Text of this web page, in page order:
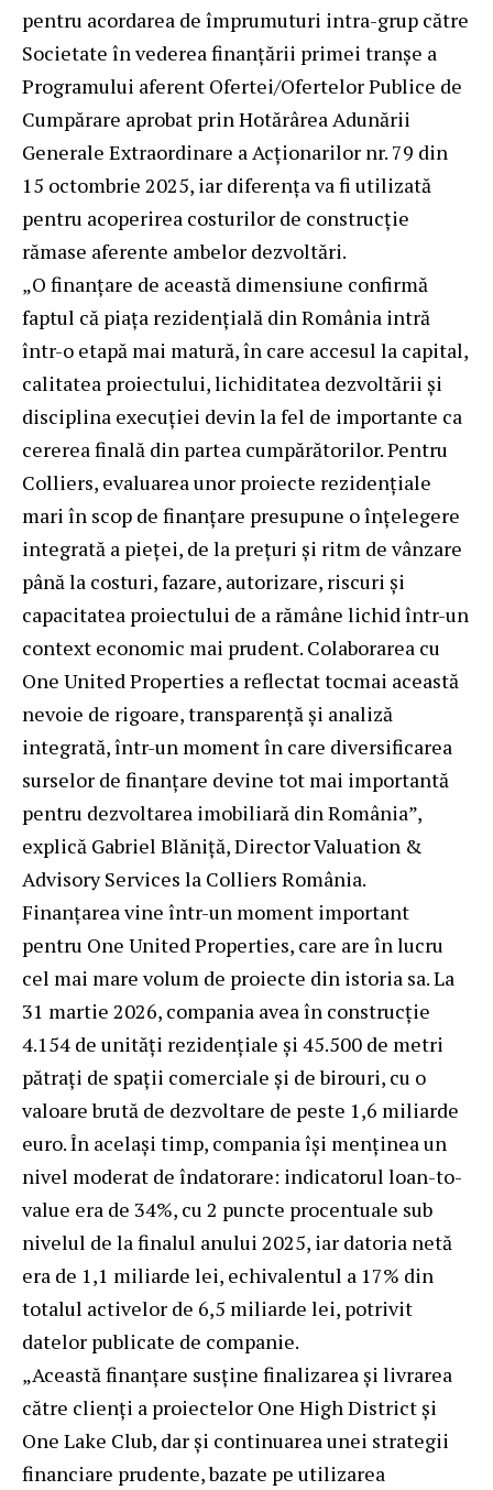
pentru acordarea de împrumuturi intra-grup către
Societate în vederea finanţării primei tranşe a
Programului aferent Ofertei/Ofertelor Publice de
Cumpărare aprobat prin Hotărârea Adunării
Generale Extraordinare a Acţionarilor nr. 79 din
15 octombrie 2025, iar diferenţa va fi utilizată
pentru acoperirea costurilor de construcţie
rămase aferente ambelor dezvoltări.
„O finanțare de această dimensiune confirmă
faptul că piața rezidențială din România intră
într-o etapă mai matură, în care accesul la capital,
calitatea proiectului, lichiditatea dezvoltării și
disciplina execuției devin la fel de importante ca
cererea finală din partea cumpărătorilor. Pentru
Colliers, evaluarea unor proiecte rezidențiale
mari în scop de finanțare presupune o înțelegere
integrată a pieței, de la prețuri și ritm de vânzare
până la costuri, fazare, autorizare, riscuri și
capacitatea proiectului de a rămâne lichid într-un
context economic mai prudent. Colaborarea cu
One United Properties a reflectat tocmai această
nevoie de rigoare, transparență și analiză
integrată, într-un moment în care diversificarea
surselor de finanțare devine tot mai importantă
pentru dezvoltarea imobiliară din România”,
explică Gabriel Blăniță, Director Valuation &
Advisory Services la Colliers România.
Finanțarea vine într-un moment important
pentru One United Properties, care are în lucru
cel mai mare volum de proiecte din istoria sa. La
31 martie 2026, compania avea în construcție
4.154 de unități rezidențiale și 45.500 de metri
pătrați de spații comerciale și de birouri, cu o
valoare brută de dezvoltare de peste 1,6 miliarde
euro. În același timp, compania își menținea un
nivel moderat de îndatorare: indicatorul loan-to-
value era de 34%, cu 2 puncte procentuale sub
nivelul de la finalul anului 2025, iar datoria netă
era de 1,1 miliarde lei, echivalentul a 17% din
totalul activelor de 6,5 miliarde lei, potrivit
datelor publicate de companie.
„Această finanțare susține finalizarea și livrarea
către clienți a proiectelor One High District și
One Lake Club, dar și continuarea unei strategii
financiare prudente, bazate pe utilizarea